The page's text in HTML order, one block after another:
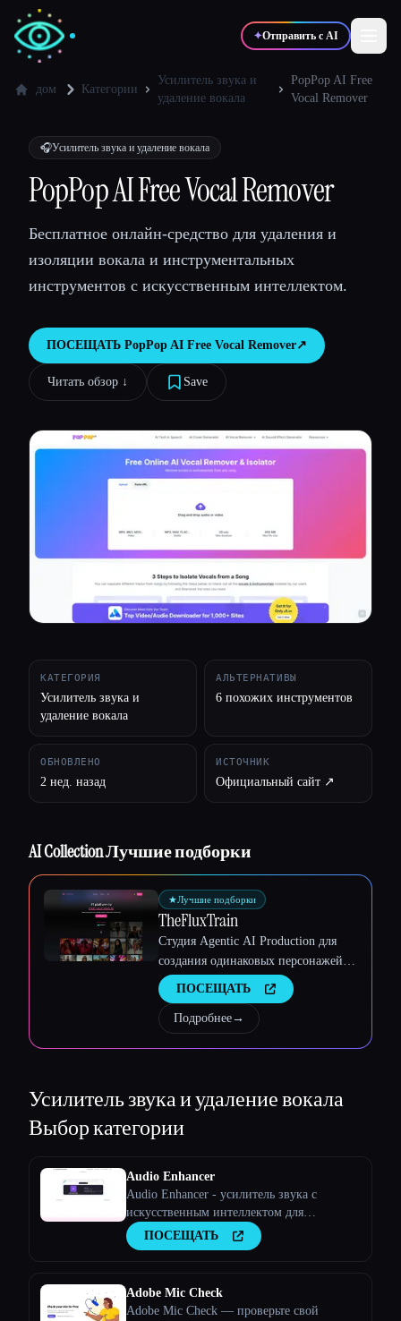
✦Отправить с AI
💻Разработчики 📈 Маркетологи
🎓Студенты 🎬Креаторы
Блог
Сравнить инструменты
Все категории
дом Категории
Усилитель звука и
удаление вокала
PopPop AI Free
Vocal Remover
🎧Усилитель звука и удаление вокала
PopPop AI Free Vocal Remover
Бесплатное онлайн-средство для удаления и
изоляции вокала и инструментальных
инструментов с искусственным интеллектом.
ПОСЕЩАТЬ PopPop AI Free Vocal Remover↗︎
Читать обзор ↓︎ Save
КАТЕГОРИЯ
Усилитель звука и
удаление вокала
АЛЬТЕРНАТИВЫ
6 похожих инструментов
ОБНОВЛЕНО
2 нед. назад
ИСТОЧНИК
Официальный сайт ↗︎
AI Collection Лучшие подборки
★Лучшие подборки
TheFluxTrain
Студия Agentic AI Production для
создания одинаковых персонажей,
рабочих процессов и видео
ПОСЕЩАТЬ
Подробнее→
Усилитель звука и удаление вокала
Выбор категории
Audio Enhancer
Audio Enhancer - усилитель звука с
искусственным интеллектом для
музыкантов, подкастов, интервью и
многого другого.
ПОСЕЩАТЬ
Adobe Mic Check
Adobe Mic Check — проверьте свой